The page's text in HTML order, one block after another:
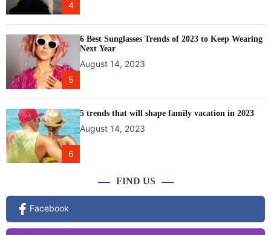
4
5
6 Best Sunglasses Trends of 2023 to Keep Wearing
Next Year
August 14, 2023
6
5 trends that will shape family vacation in 2023
August 14, 2023
FIND US
Facebook